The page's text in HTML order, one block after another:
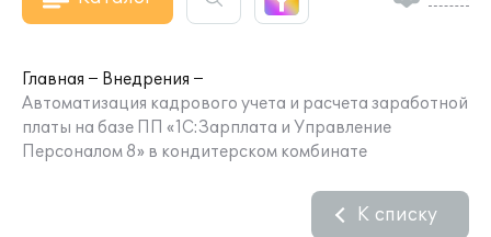
Главная
Внедрения
Автоматизация кадрового учета и расчета заработной
платы на базе ПП «1С:Зарплата и Управление
Персоналом 8» в кондитерском комбинате
К списку